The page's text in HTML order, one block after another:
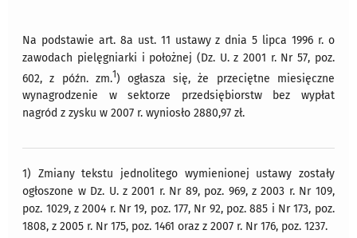
Na podstawie art. 8a ust. 11 ustawy z dnia 5 lipca 1996 r. o
zawodach pielęgniarki i położnej (Dz. U. z 2001 r. Nr 57, poz.
602, z późn. zm.1) ogłasza się, że przeciętne miesięczne
wynagrodzenie w sektorze przedsiębiorstw bez wypłat
nagród z zysku w 2007 r. wyniosło 2880,97 zł.
1) Zmiany tekstu jednolitego wymienionej ustawy zostały
ogłoszone w Dz. U. z 2001 r. Nr 89, poz. 969, z 2003 r. Nr 109,
poz. 1029, z 2004 r. Nr 19, poz. 177, Nr 92, poz. 885 i Nr 173, poz.
1808, z 2005 r. Nr 175, poz. 1461 oraz z 2007 r. Nr 176, poz. 1237.